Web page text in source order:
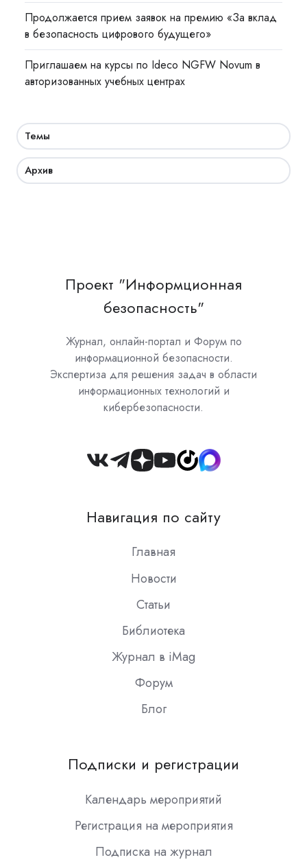
Продолжается прием заявок на премию «За вклад
в безопасность цифрового будущего»
Приглашаем на курсы по Ideco NGFW Novum в
авторизованных учебных центрах
Темы
Архив
Проект "Информционная
безопасность"
Журнал, онлайн-портал и Форум по
информационной безопасности.
Экспертиза для решения задач в области
информационных технологий и
кибербезопасности.
Join
Slack
Навигация по сайту
Главная
Новости
Статьи
Библиотека
Журнал в iMag
Форум
Блог
Подписки и регистрации
Календарь мероприятий
Регистрация на мероприятия
Подписка на журнал